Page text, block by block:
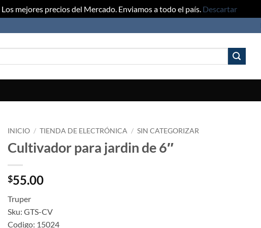
Los mejores precios del Mercado. Enviamos a todo el país. Descartar
INICIO / TIENDA DE ELECTRÓNICA / SIN CATEGORIZAR
Cultivador para jardin de 6″
$55.00
Truper
Sku: GTS-CV
Codigo: 15024